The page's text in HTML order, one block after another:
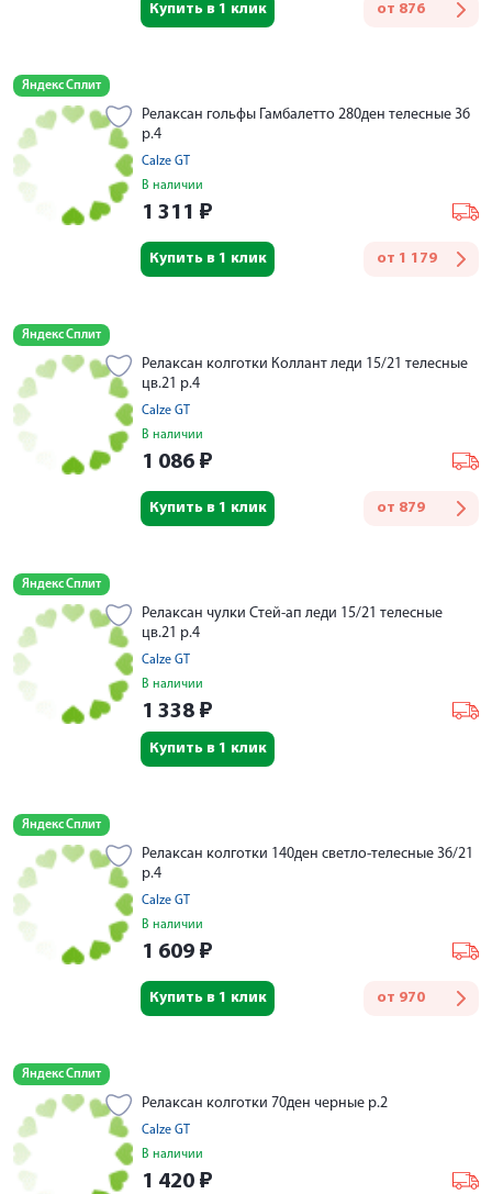
от 876
Купить в 1 клик
Яндекс Сплит
Релаксан гольфы Гамбалетто 280ден телесные 36
р.4
Calze GT
В наличии
1 311 ₽
от 1 179
Купить в 1 клик
Яндекс Сплит
Релаксан колготки Коллант леди 15/21 телесные
цв.21 р.4
Calze GT
В наличии
1 086 ₽
от 879
Купить в 1 клик
Яндекс Сплит
Релаксан чулки Стей-ап леди 15/21 телесные
цв.21 р.4
Calze GT
В наличии
1 338 ₽
Купить в 1 клик
Яндекс Сплит
Релаксан колготки 140ден светло-телесные 36/21
р.4
Calze GT
В наличии
1 609 ₽
от 970
Купить в 1 клик
Яндекс Сплит
Релаксан колготки 70ден черные р.2
Calze GT
В наличии
1 420 ₽